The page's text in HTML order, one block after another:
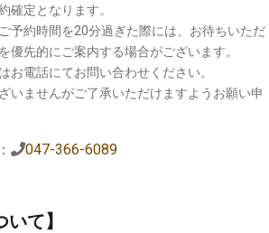
確定となります。
予約時間を20分過ぎた際には、お待ちいただ
優先的にご案内する場合がございます。
お電話にてお問い合わせください。
いませんがご了承いただけますようお願い申
047-366-6089
て】